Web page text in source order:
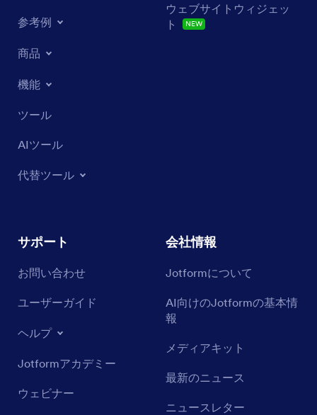
参考例
商品
機能
ツール
AIツール
代替ツール
ウェブサイトウィジェッ
ト
NEW
サポート
お問い合わせ
ユーザーガイド
ヘルプ
Jotformアカデミー
ウェビナー
会社情報
Jotformについて
AI向けのJotformの基本情
報
メディアキット
最新のニュース
ニュースレター